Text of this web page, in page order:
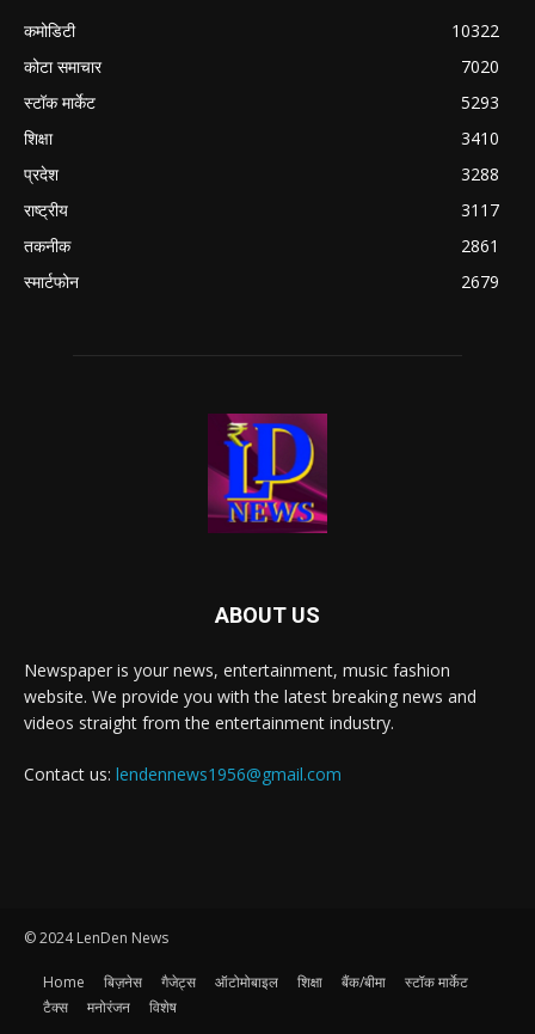
कमोडिटी
10322
कोटा समाचार
7020
स्टॉक मार्केट
5293
शिक्षा
3410
प्रदेश
3288
राष्ट्रीय
3117
तकनीक
2861
स्मार्टफोन
2679
ABOUT US
Newspaper is your news, entertainment, music fashion
website. We provide you with the latest breaking news and
videos straight from the entertainment industry.
Contact us: lendennews1956@gmail.com
© 2024 LenDen News
Home बिज़नेस गैजेट्स ऑटोमोबाइल शिक्षा बैंक/बीमा
स्टॉक मार्केट
टैक्स
मनोरंजन विशेष